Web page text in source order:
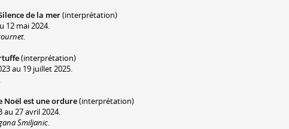
de la mer(interprétation)
12 mai 2024.
.
(interprétation)
au 19 juillet 2025.
.
Noël est une ordure(interprétation)
au 27 avril 2024.
Smiljanic.